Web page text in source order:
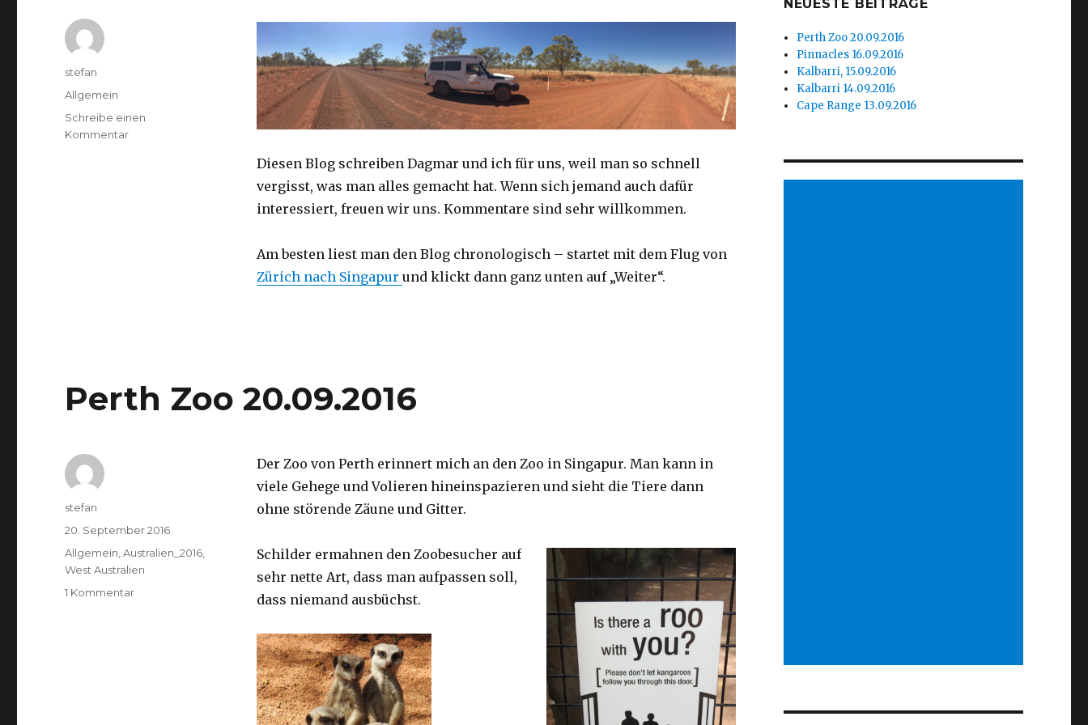
Diesen Blog schreiben Dagmar und ich für uns, weil man so schnell
vergisst, was man alles gemacht hat. Wenn sich jemand auch dafür
interessiert, freuen wir uns. Kommentare sind sehr willkommen.
Am besten liest man den Blog chronologisch – startet mit dem Flug von
Zürich nach Singapur und klickt dann ganz unten auf „Weiter“.
Autor
stefan
Kategorien
Allgemein
Schreibe einen
Kommentarzu
Perth Zoo 20.09.2016
Der Zoo von Perth erinnert mich an den Zoo in Singapur. Man kann in
viele Gehege und Volieren hineinspazieren und sieht die Tiere dann
ohne störende Zäune und Gitter.
Schilder ermahnen den Zoobesucher auf
sehr nette Art, dass man aufpassen soll,
dass niemand ausbüchst.
Autor
stefan
Veröffentlicht
am
20. September 2016
Kategorien
Allgemein,Australien_2016,
West Australien
1 Kommentarzu
NEUESTE BEITRÄGE
Perth Zoo 20.09.2016
Pinnacles 16.09.2016
Kalbarri, 15.09.2016
Kalbarri 14.09.2016
Cape Range 13.09.2016